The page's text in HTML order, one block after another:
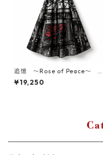
追憶 〜Rose of Peace〜 S
UGIZO × tenbo プリントス
カート
¥19,250